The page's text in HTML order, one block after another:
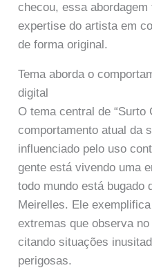
checou, essa
expertise do artista em
de forma original.
Tema aborda o
digital
O tema central de “Surto
comportamento atual da
influenciado pelo uso
gente está vivendo uma
todo mundo está bugado
Meirelles. Ele
extremas que observa
citando situações
perigosas.